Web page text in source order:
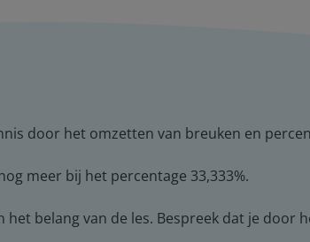
door het omzetten van breuken en
meer bij het percentage 33,333%.
het belang van de les. Bespreek dat je